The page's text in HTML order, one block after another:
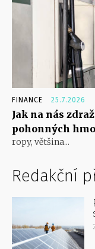
FINANCE 25.7.2026
Jak na nás
pohonných
ropy, většina...
Redakční